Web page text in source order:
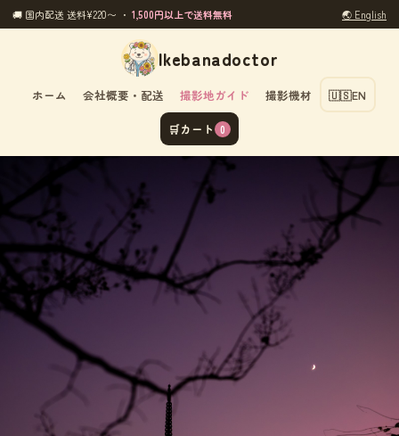
🚚 国内配送 送料¥220〜 ・ 1,500円以上で送料無料 🌏 English
Ikebanadoctor
ホーム 会社概要・配送 撮影地ガイド 撮影機材 🇺🇸EN
🛒カート 0